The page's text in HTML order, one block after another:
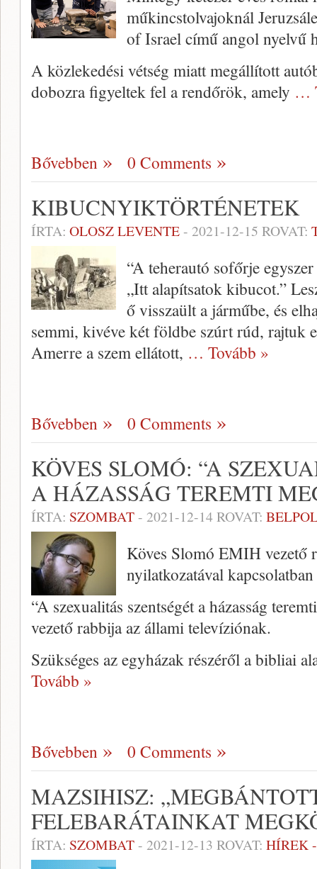
műkincstolvajoknál
of Israel című angol nyelvű
A közlekedési vétség miatt megállított
dobozra figyeltek fel a rendőrök, amely …
Bővebben 0 Comments
KIBUCNYIKTÖRTÉNETEK
ÍRTA: OLOSZ LEVENTE- 2021-12-15 ROVAT:
“A teherautó sofőrje
„Itt alapítsatok kibucot.”
ő visszaült a járműbe, és
semmi, kivéve két földbe szúrt rúd, rajtuk
Amerre a szem ellátott, … Tovább »
Bővebben 0 Comments
KÖVES SLOMÓ: “A
A HÁZASSÁG TEREMTI
ÍRTA: SZOMBAT- 2021-12-14ROVAT:
Köves Slomó EMIH vezető
nyilatkozatával
“A szexualitás szentségét a házasság
vezető rabbija az állami televíziónak.
Szükséges az egyházak részéről a bibliai
Tovább »
Bővebben 0 Comments
MAZSIHISZ:
FELEBARÁTAINKAT
ÍRTA: SZOMBAT- 2021-12-13 ROVAT: HÍREK